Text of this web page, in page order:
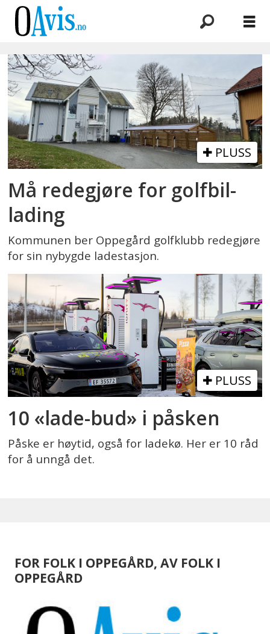
Emne:
ladestasjon
PLUSS
Må redegjøre for golfbil-
lading
Kommunen ber Oppegård golfklubb redegjøre
for sin nybygde ladestasjon.
PLUSS
10 «lade-bud» i påsken
Påske er høytid, også for ladekø. Her er 10 råd
for å unngå det.
FOR FOLK I OPPEGÅRD, AV FOLK I
OPPEGÅRD